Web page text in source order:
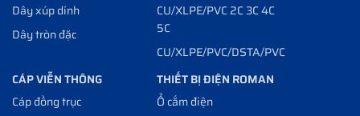
Dây xúp dính
Dây tròn đặc
CU/XLPE/PVC 2C 3C 4C
5C
CU/XLPE/PVC/DSTA/PVC
CÁP VIỄN THÔNG
Cáp đồng trục
THIẾT BỊ ĐIỆN ROMAN
Ổ cắm điện